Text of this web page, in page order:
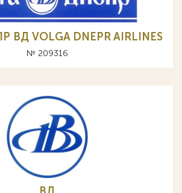
ВД VOLGA DNEPR AIRLINES
№ 209316